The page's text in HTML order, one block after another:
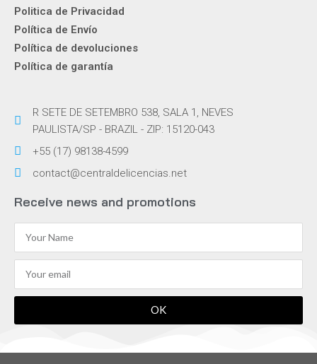
Politica de Privacidad
Política de Envío
Política de devoluciones
Política de garantía
R SETE DE SETEMBRO 538, SALA 1, NEVES
PAULISTA/SP - BRAZIL - ZIP: 15120-043
+55 (17) 98138-4599
contact@centraldelicencias.net
Receive news and promotions
OK